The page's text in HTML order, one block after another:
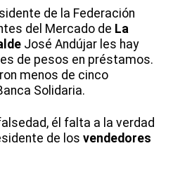
de la Federación
del Mercado de La
José Andújar les hay
de pesos en préstamos.
menos de cinco
Solidaria.
él falta a la verdad
de los vendedores